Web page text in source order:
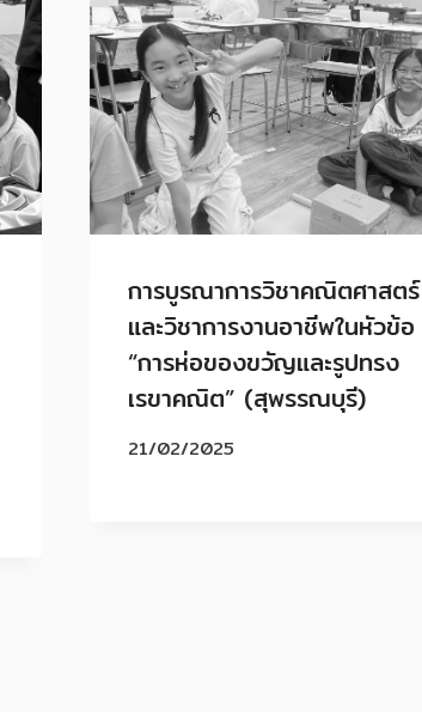
การบูรณาการวิชาคณิตศาสตร์
และวิชาการงานอาชีพในหัวข้อ
“การห่อของขวัญและรูปทรง
เรขาคณิต” (สุพรรณบุรี)
21/02/2025